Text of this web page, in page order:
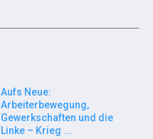
Aufs Neue:
Arbeiterbewegung,
Gewerkschaften und die
Linke – Krieg ...